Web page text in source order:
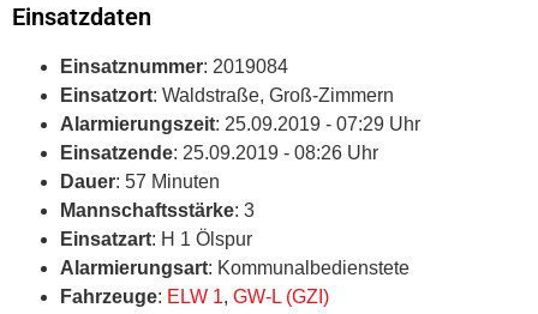
Einsatzdaten
Einsatznummer: 2019084
Einsatzort: Waldstraße, Groß-Zimmern
Alarmierungszeit: 25.09.2019 - 07:29 Uhr
Einsatzende: 25.09.2019 - 08:26 Uhr
Dauer: 57 Minuten
Mannschaftsstärke: 3
Einsatzart: H 1 Ölspur
Alarmierungsart: Kommunalbedienstete
Fahrzeuge: ELW 1, GW-L (GZI)